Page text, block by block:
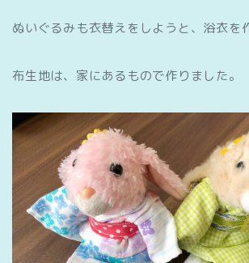
ぬいぐるみも衣替えをしようと、浴衣を
布生地は、家にあるもので作りました。